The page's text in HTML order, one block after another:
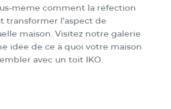
même comment la réfection
transformer l’aspect de
maison. Visitez notre galerie
idée de ce à quoi votre maison
avec un toit IKO.